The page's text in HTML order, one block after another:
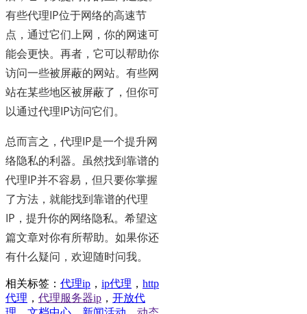
有些代理IP位于网络的高速节
点，通过它们上网，你的网速可
能会更快。再者，它可以帮助你
访问一些被屏蔽的网站。有些网
站在某些地区被屏蔽了，但你可
以通过代理IP访问它们。
总而言之，代理IP是一个提升网
络隐私的利器。虽然找到靠谱的
代理IP并不容易，但只要你掌握
了方法，就能找到靠谱的代理
IP，提升你的网络隐私。希望这
篇文章对你有所帮助。如果你还
有什么疑问，欢迎随时问我。
相关标签： 代理ip ， ip代理 ， http
代理 ， 代理服务器ip ， 开放代